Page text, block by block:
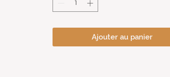
Ajouter au panier